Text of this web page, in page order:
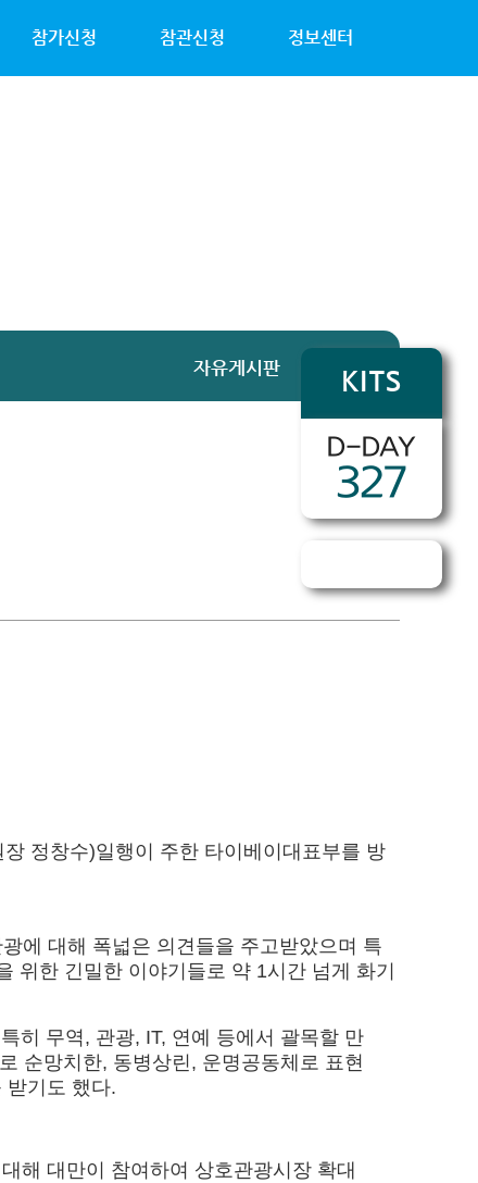
KITS
D-DAY
327
참가신청 참관신청 정보센터
자유게시판
정창수)일행이 주한 타이베이대표부를 방
에 대해 폭넓은 의견들을 주고받았으며 특
위한 긴밀한 이야기들로 약 1시간 넘게 화기
히 무역, 관광, IT, 연예 등에서 괄목할 만
순망치한, 동병상린, 운명공동체로 표현
받기도 했다.
해 대만이 참여하여 상호관광시장 확대